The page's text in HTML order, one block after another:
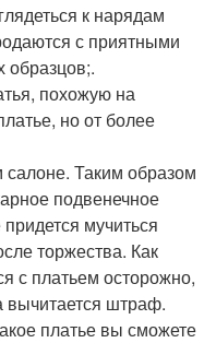
к нарядам
с приятными
образцов;.
похожую на
но от более
Таким образом
подвенечное
мучиться
торжества. Как
с платьем осторожно,
вычитается штраф.
платье вы сможете